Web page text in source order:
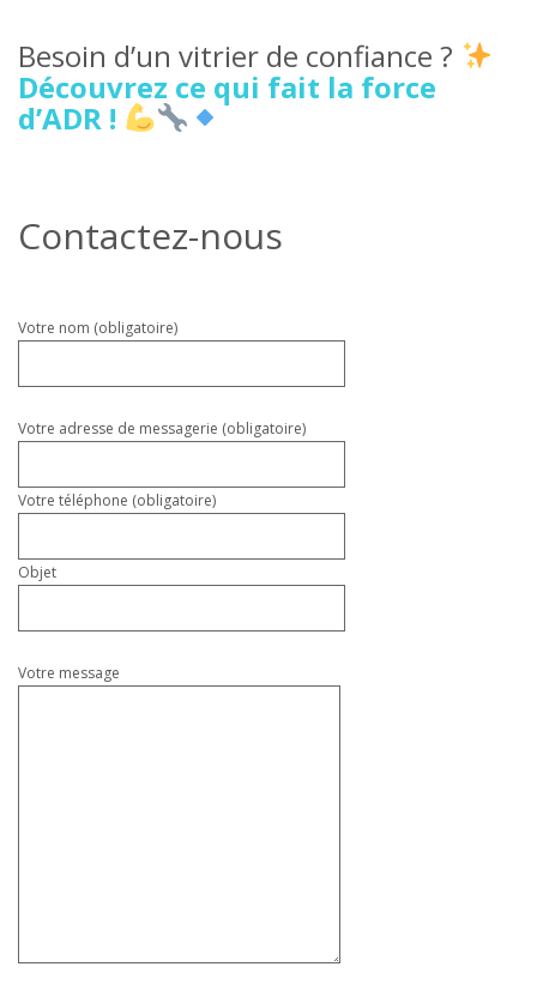
Besoin d’un vitrier de confiance ?
Découvrez ce qui fait la force
d’ADR !
Contactez-nous
Veuillez
vide.
Votre nom (obligatoire)
Votre adresse de messagerie (obligatoire)
Votre téléphone (obligatoire)
Objet
Votre message